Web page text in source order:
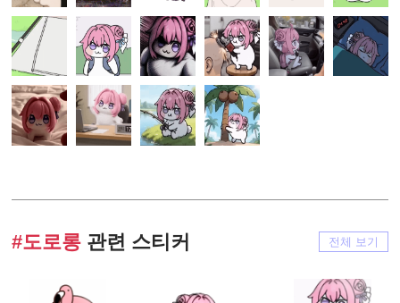
#도로롱 관련 스티커 전체 보기